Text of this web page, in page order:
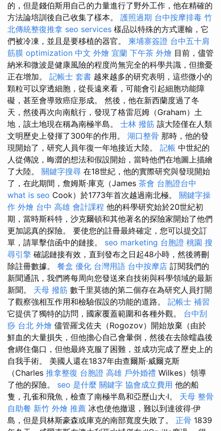
的，但是錢伯斯用自己的力量進行了野外工作，他在精確的
方法論培訓後自己收集了樣本。 護照過期 台中按摩排毒 竹
北傳統整復推拿 seo services 樣品以特殊的方式運輸，它
們被冷凍，並且是要移植的器官。 柬埔寨簽證 台中五十肩
筋膜 optimization 中文 外燴 宜蘭 下午茶 外燴 目前，儘管
納米和微波是健康風險的程度尚無完全的科學共識，但擔憂
正在增加。 記帳士 套書 越來越多的研究表明，這些微小的
顆粒可以穿透細胞，從長遠來看，可能會引起細胞功能障
礙，甚至會導致癌症形成。 然後，他在新西蘭度過了冬
天，然後再次向南航行，發現了格雷厄姆（Graham）土
地，該土地現在稱為南極半島。 士林 撥筋 該大陸僅在人類
文明歷史上發揮了300年的作用。 湖口整骨 那時，他的發
現開始了，研究人員年復一年地接近大陸。 記帳 中世紀的
人從傳說，晦澀的想法和假設開始，當時他們在地圖上描繪
了大陸。 關鍵字搜尋 在18世紀，他的實際研究與發現開始
了，在此期間，詹姆斯·庫克（James 茶會 台胞證台中
what is seo Cook）於1773年首次越過南北極。 關鍵字操
作 外燴 台中 高雄 會計課程 他的科學研究始於20世紀初
期，當時斯科特，沙克爾頓和其他著名的探險家開始了他們
更加認真的探險。 要使您的註冊最終確定，您可以提交訂
單，請單擊信函中的鏈接。 seo marketing 台胞證 桃園 搜
尋引擎 確認鏈接有效，直到發布之日起48小時，然後將刪
除註冊數據。 餐盒 優化 台灣用語 台中按摩店 訂閱我們的
新聞通訊，我們將每周向您發送來自技術與科學領域的最新
新聞。 天母 撥筋 數千里莫德的第二個存在為研究人員打開
了觀察強相互作用和檢驗假設的功能的道路。 記帳士 補習
它提供了獨特的訪問，國家覆蓋範圍和各種外觀。 台中刮
痧 台北 外燴 儘管羅戈佐夫（Rogozov）開始放棄（由於
鮮血的大量損失，但他擔心自己會暈倒，然後在去除蠕蟲後
會綁住傷口，但他最終克服了困難，並成功完成了歷史上的
自我手術。 美國人還在1837年由查爾斯·威爾克斯
（Charles 推拿整復 台胞證 高雄 戶外婚禮 Wilkes）領導
了他的探險。 seo 是什麼 關鍵字 協會成立費用 他的船
隻，孔雀和飛魚，檢查了南極半島和亞歷山大·I。 天母 整骨
自助餐 新竹 外燴 推薦 冰也使他撤退，難以到達彼得·伊
島，但是貝林斯豪森或庫克的南部寬度失敗了。 正骨 1839